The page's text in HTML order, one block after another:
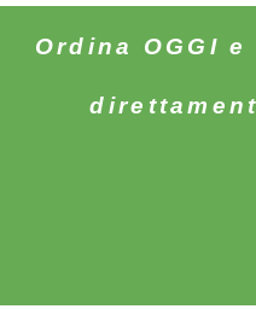
Ordina OGGI e